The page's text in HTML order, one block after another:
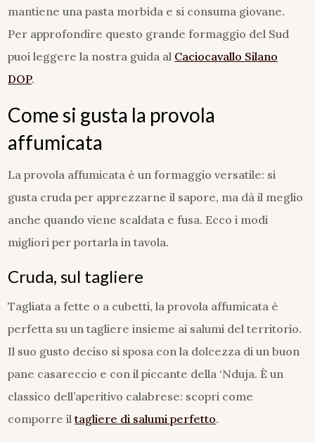
mantiene una pasta morbida e si consuma giovane.
Per approfondire questo grande formaggio del Sud
puoi leggere la nostra guida al Caciocavallo Silano
DOP.
Come si gusta la provola
affumicata
La provola affumicata è un formaggio versatile: si
gusta cruda per apprezzarne il sapore, ma dà il meglio
anche quando viene scaldata e fusa. Ecco i modi
migliori per portarla in tavola.
Cruda, sul tagliere
Tagliata a fette o a cubetti, la provola affumicata è
perfetta su un tagliere insieme ai salumi del territorio.
Il suo gusto deciso si sposa con la dolcezza di un buon
pane casareccio e con il piccante della ‘Nduja. È un
classico dell’aperitivo calabrese: scopri come
comporre iltagliere di salumi perfetto.